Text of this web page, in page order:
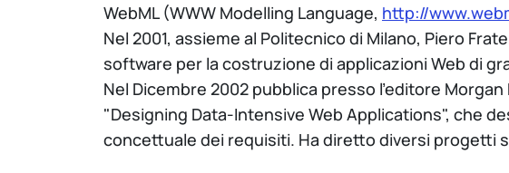
WebML (WWW Modelling Language, http://
Nel 2001, assieme al Politecnico di Milano, Piero
software per la costruzione di applicazioni Web di
Nel Dicembre 2002 pubblica presso l'editore
"Designing Data-Intensive Web Applications", che
concettuale dei requisiti. Ha diretto diversi progetti